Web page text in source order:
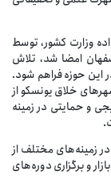
وزارت کشور، توسط
امضا شد، تلاش
این حوزه فراهم شود.
در شبکه شهرهای خلاق یونسکو از
حمایتی در زمینه
مختلف از
و برگزاری دوره‌های